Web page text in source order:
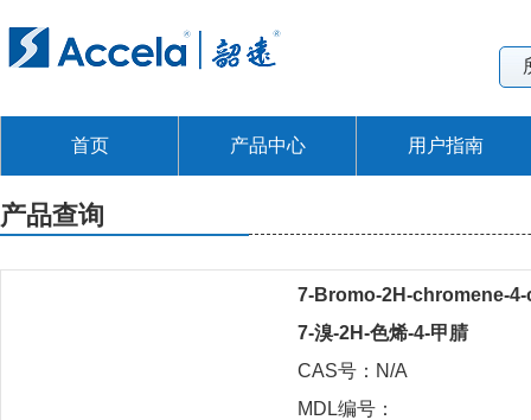
首页 产品中心 用户指南
产品查询
7-Bromo-2H-chromene-
7-溴-2H-色烯-4-甲腈
CAS号：N/A
MDL编号：